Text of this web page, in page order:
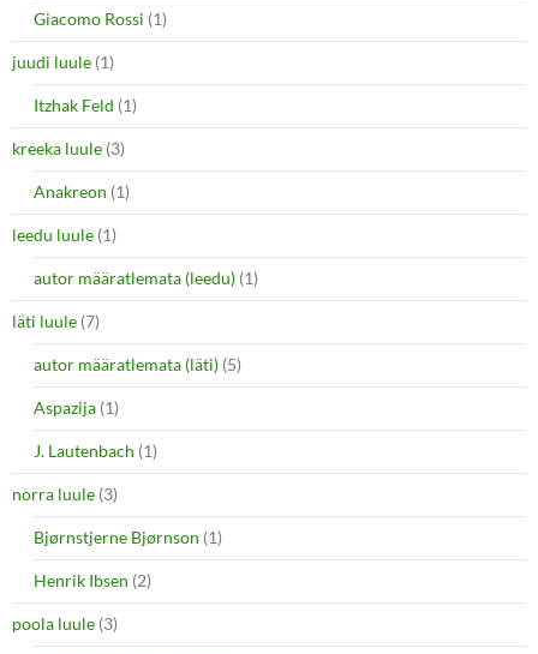
Giacomo Rossi (1)
juudi luule (1)
Itzhak Feld (1)
kreeka luule (3)
Anakreon (1)
leedu luule (1)
autor määratlemata (leedu) (1)
läti luule (7)
autor määratlemata (läti) (5)
Aspazija (1)
J. Lautenbach (1)
norra luule (3)
Bjørnstjerne Bjørnson (1)
Henrik Ibsen (2)
poola luule (3)